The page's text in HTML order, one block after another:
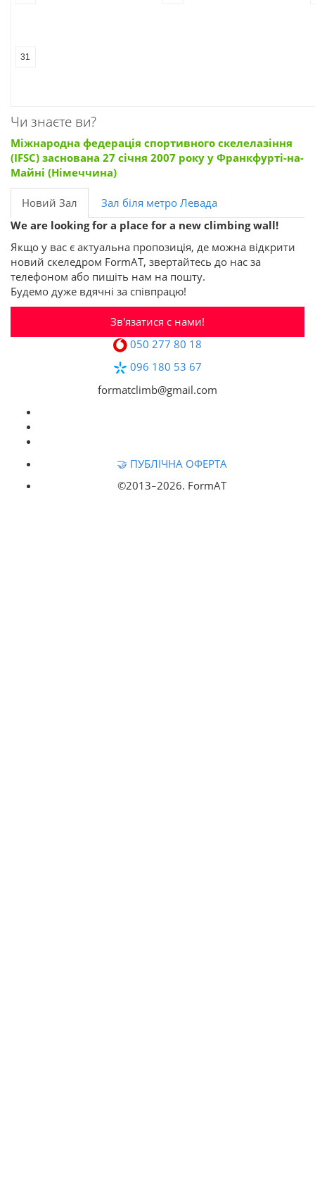
31
Чи знаєте ви?
Міжнародна федерація спортивного скелелазіння
(IFSC) заснована 27 січня 2007 року у Франкфурті-на-
Майні (Німеччина)
Новий Зал
Зал біля метро Левада
We are looking for a place for a new climbing wall!
Якщо у вас є актуальна пропозиція, де можна відкрити
новий скеледром FormAT, звертайтесь до нас за
телефоном або пишіть нам на пошту.
Будемо дуже вдячні за співпрацю!
Зв'язатися с нами!
050 277 80 18
096 180 53 67
formatclimb@gmail.com
🤝 ПУБЛІЧНА ОФЕРТА
©2013‒2026. FormAT